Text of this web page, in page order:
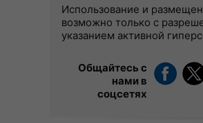
Использование и
возможно только с
указанием активной
Общайтесь с
нами в
соцсетях